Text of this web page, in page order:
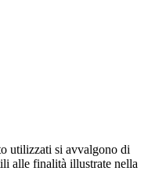
utilizzati si avvalgono di
alle finalità illustrate nella